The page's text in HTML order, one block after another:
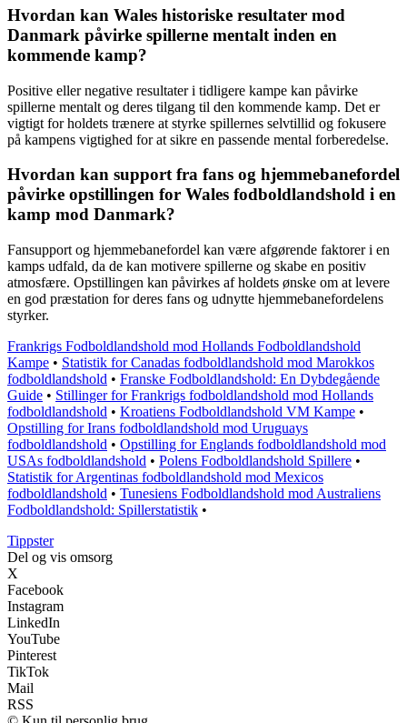
Hvordan kan Wales historiske resultater mod
Danmark påvirke spillerne mentalt inden en
kommende kamp?
Positive eller negative resultater i tidligere kampe kan påvirke
spillerne mentalt og deres tilgang til den kommende kamp. Det er
vigtigt for holdets trænere at styrke spillernes selvtillid og fokusere
på kampens vigtighed for at sikre en passende mental forberedelse.
Hvordan kan support fra fans og hjemmebanefordel
påvirke opstillingen for Wales fodboldlandshold i en
kamp mod Danmark?
Fansupport og hjemmebanefordel kan være afgørende faktorer i en
kamps udfald, da de kan motivere spillerne og skabe en positiv
atmosfære. Opstillingen kan påvirkes af holdets ønske om at levere
en god præstation for deres fans og udnytte hjemmebanefordelens
styrker.
Frankrigs Fodboldlandshold mod Hollands Fodboldlandshold
Kampe • Statistik for Canadas fodboldlandshold mod Marokkos
fodboldlandshold • Franske Fodboldlandshold: En Dybdegående
Guide • Stillinger for Frankrigs fodboldlandshold mod Hollands
fodboldlandshold • Kroatiens Fodboldlandshold VM Kampe •
Opstilling for Irans fodboldlandshold mod Uruguays
fodboldlandshold • Opstilling for Englands fodboldlandshold mod
USAs fodboldlandshold • Polens Fodboldlandshold Spillere •
Statistik for Argentinas fodboldlandshold mod Mexicos
fodboldlandshold • Tunesiens Fodboldlandshold mod Australiens
Fodboldlandshold: Spillerstatistik •
Tippster
Del og vis omsorg
X
Facebook
Instagram
LinkedIn
YouTube
Pinterest
TikTok
Mail
RSS